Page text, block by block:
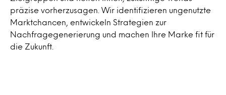
präzise vorherzusagen. Wir identifizieren ungenutzte
Marktchancen, entwickeln Strategien zur
Nachfragegenerierung und machen Ihre Marke fit für
die Zukunft.